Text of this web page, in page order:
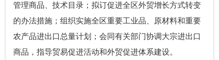
管理商品、技术目录；拟订促进全区外贸增长方式转变
的办法措施；组织实施全区重要工业品、原材料和重要
农产品进出口总量计划
； 会同有关部门协调大宗进出口
商品，指导贸易促进活动和外贸促进体系建设。